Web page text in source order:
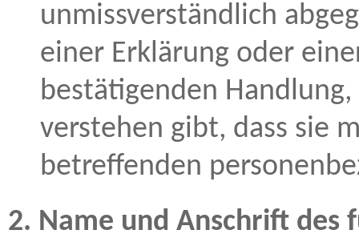
unmissverständlich
einer Erklärung oder
bestätigenden
verstehen gibt, dass sie
betreffenden
2. Name und Anschrift des